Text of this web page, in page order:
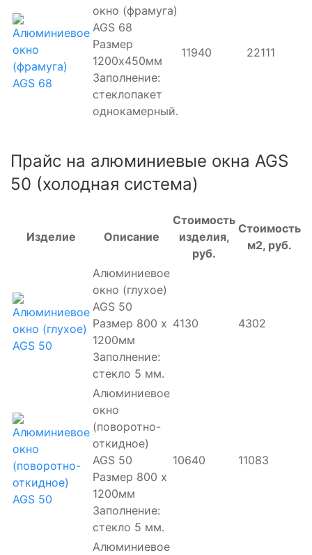
окно (фрамуга)
AGS 68
Размер
1200х450мм
Заполнение:
стеклопакет
однокамерный.
11940 22111
Прайс на алюминиевые окна AGS
50 (холодная система)
Изделие Описание
Стоимость
изделия,
руб.
Стоимость
м2, руб.
Алюминиевое
окно (глухое)
AGS 50
Размер 800 х
1200мм
Заполнение:
стекло 5 мм.
4130 4302
Алюминиевое
окно
(поворотно-
откидное)
AGS 50
Размер 800 х
1200мм
Заполнение:
стекло 5 мм.
10640 11083
Алюминиевое